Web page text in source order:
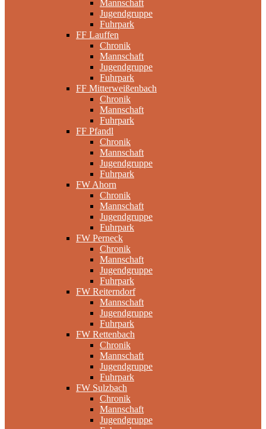
Mannschaft
Jugendgruppe
Fuhrpark
FF Lauffen
Chronik
Mannschaft
Jugendgruppe
Fuhrpark
FF Mitterweißenbach
Chronik
Mannschaft
Fuhrpark
FF Pfandl
Chronik
Mannschaft
Jugendgruppe
Fuhrpark
FW Ahorn
Chronik
Mannschaft
Jugendgruppe
Fuhrpark
FW Perneck
Chronik
Mannschaft
Jugendgruppe
Fuhrpark
FW Reiterndorf
Mannschaft
Jugendgruppe
Fuhrpark
FW Rettenbach
Chronik
Mannschaft
Jugendgruppe
Fuhrpark
FW Sulzbach
Chronik
Mannschaft
Jugendgruppe